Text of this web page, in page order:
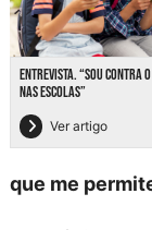
ENTREVISTA. “SOU CONTRA
NAS ESCOLAS”
Ver artigo
que me